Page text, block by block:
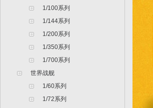
1/100系列
1/144系列
1/200系列
1/350系列
1/700系列
世界战舰
1/60系列
1/72系列